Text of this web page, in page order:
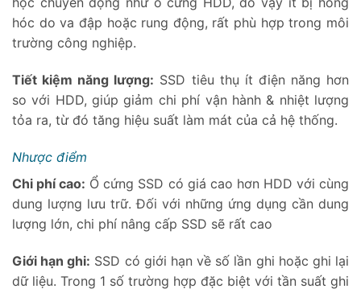
hóc do va đập hoặc rung động, rất phù hợp trong môi
trường công nghiệp.
Tiết kiệm năng lượng: SSD tiêu thụ ít điện năng hơn
so với HDD, giúp giảm chi phí vận hành & nhiệt lượng
tỏa ra, từ đó tăng hiệu suất làm mát của cả hệ thống.
Nhược điểm
Chi phí cao: Ổ cứng SSD có giá cao hơn HDD với cùng
dung lượng lưu trữ. Đối với những ứng dụng cần dung
lượng lớn, chi phí nâng cấp SSD sẽ rất cao
Giới hạn ghi: SSD có giới hạn về số lần ghi hoặc ghi lại
dữ liệu. Trong 1 số trường hợp đặc biệt với tần suất ghi